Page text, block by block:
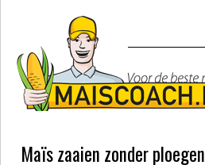
Maïs zaaien zonder ploegen